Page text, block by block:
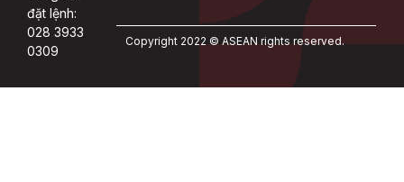
đặt lệnh:
028 3933
0309
Copyright 2022 © ASEAN rights reserved.